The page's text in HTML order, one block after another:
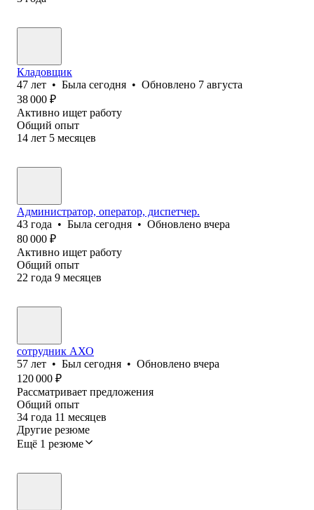
Кладовщик
47 лет • Была сегодня • Обновлено 7 августа
38 000 ₽
Активно ищет работу
Общий опыт
14 лет 5 месяцев
Администратор, оператор, диспетчер.
43 года • Была сегодня • Обновлено вчера
80 000 ₽
Активно ищет работу
Общий опыт
22 года 9 месяцев
сотрудник АХО
57 лет • Был сегодня • Обновлено вчера
120 000 ₽
Рассматривает предложения
Общий опыт
34 года 11 месяцев
Другие резюме
Ещё 1 резюме